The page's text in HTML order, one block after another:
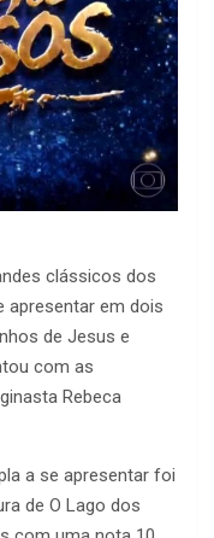
clássicos dos
apresentar em dois
de Jesus e
com as
Rebeca
a se apresentar foi
de O Lago dos